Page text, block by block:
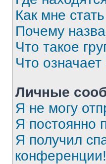
Как мне
Почему
Что такое
Что
Личные
Я не могу
Я постоянно
Я получил
конференции!